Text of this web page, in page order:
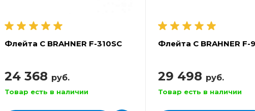
Флейта C BRAHNER F-310SC
24 368 руб.
Товар есть в наличии
Флейта C BRAHNER F-
29 498 руб.
Товар есть в наличии